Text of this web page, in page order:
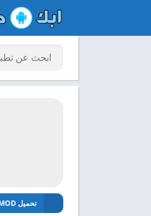
تحميل APK MOD